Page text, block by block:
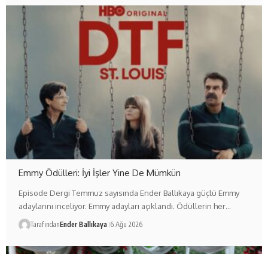
Emmy Ödülleri: İyi İşler Yine De Mümkün
Episode Dergi Temmuz sayısında Ender Ballıkaya güçlü Emmy
adaylarını inceliyor. Emmy adayları açıklandı. Ödüllerin her…
TarafındanEnder Ballıkaya 6 Ağu 2026